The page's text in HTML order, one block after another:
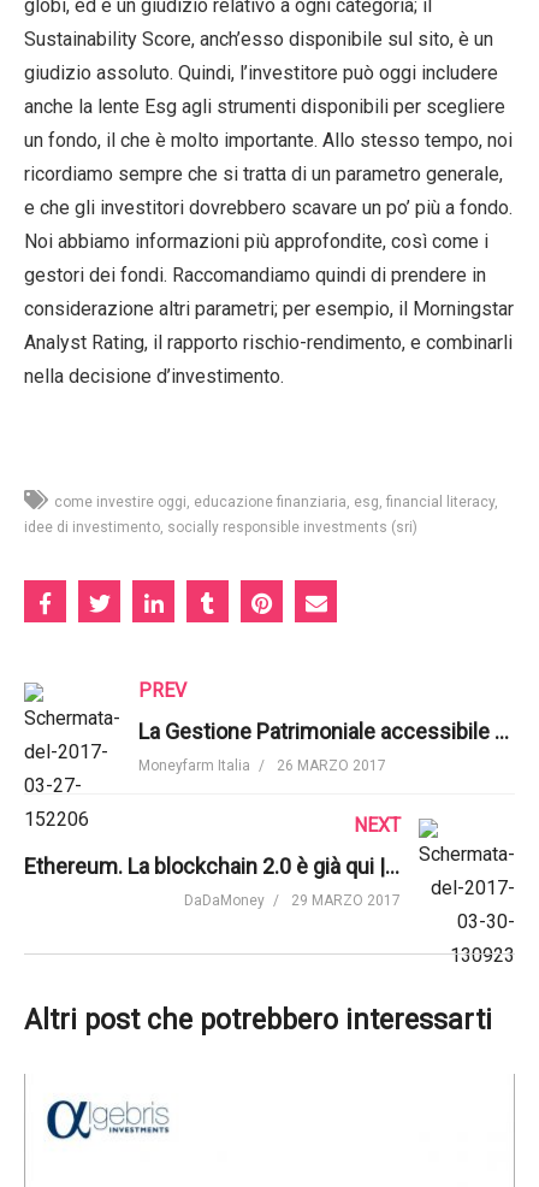
globi, ed è un giudizio relativo a ogni categoria; il
Sustainability Score, anch’esso disponibile sul sito, è un
giudizio assoluto. Quindi, l’investitore può oggi includere
anche la lente Esg agli strumenti disponibili per scegliere
un fondo, il che è molto importante. Allo stesso tempo, noi
ricordiamo sempre che si tratta di un parametro generale,
e che gli investitori dovrebbero scavare un po’ più a fondo.
Noi abbiamo informazioni più approfondite, così come i
gestori dei fondi. Raccomandiamo quindi di prendere in
considerazione altri parametri; per esempio, il Morningstar
Analyst Rating, il rapporto rischio-rendimento, e combinarli
nella decisione d’investimento.
come investire oggi educazione finanziaria esg financial literacy
idee di investimento socially responsible investments (sri)
PREV
La Gestione Patrimoniale accessibile a tutti | Moneyfarm
Moneyfarm Italia 26 MARZO 2017
NEXT
Ethereum. La blockchain 2.0 è già qui | Ethereum.org
DaDaMoney 29 MARZO 2017
Altri post che potrebbero interessarti